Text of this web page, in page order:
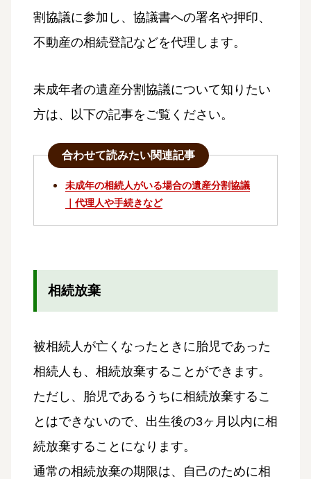
割協議に参加し、協議書への署名や押印、
不動産の相続登記などを代理します。
未成年者の遺産分割協議について知りたい
方は、以下の記事をご覧ください。
合わせて読みたい関連記事
未成年の相続人がいる場合の遺産分割協議
｜代理人や手続きなど
相続放棄
被相続人が亡くなったときに胎児であった
相続人も、相続放棄することができます。
ただし、胎児であるうちに相続放棄するこ
とはできないので、出生後の3ヶ月以内に相
続放棄することになります。
通常の相続放棄の期限は、自己のために相